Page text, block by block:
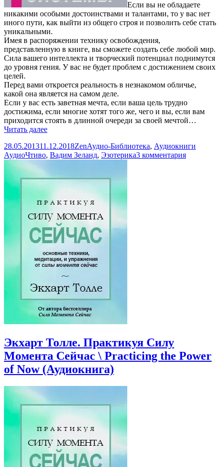
Если вы не обладаете
никакими особыми достоинствами и талантами, то у вас нет
иного пути, как выйти из общего строя и позволить себе стать
уникальными.
Имея в распоряжении технику освобождения,
представленную в книге, вы сможете создать себе любой мир.
Сила вашего интеллекта и творческий потенциал поднимутся
до уровня гения. У вас не будет проблем с достижением своих
целей.
Перед вами откроется реальность в незнакомом обличье,
какой она является на самом деле.
Если у вас есть заветная мечта, если ваша цель трудно
достижима, если многие хотят того же, чего и вы, если вам
приходится стоять в длинной очереди за своей мечтой…
Читать далееВадим
Взлом
техногенной
Опубликовано
28.05.201311.12.2018Автор
ZenРубрики
Аудио-Библиотека, Аудиокниги
АудиоЧтиво, Вадим Зеланд, Эзотерика3 комментарияк
Экхарт Толле. Практикуя Силу
Момента Сейчас \ Practicing the Power
of Now (Аудиокнига)